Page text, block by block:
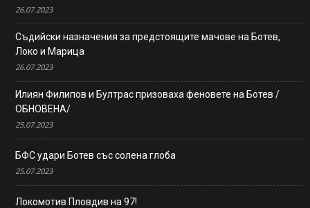
26.07.2023
Съдийски назначения за предстоящите мачове на Ботев,
Локо и Марица
26.07.2023
Илиян Филипов и Бултрас призоваха феновете на Ботев /
ОБНОВЕНА/
25.07.2023
БФС удари Ботев със солена глоба
25.07.2023
Локомотив Пловдив на 97!